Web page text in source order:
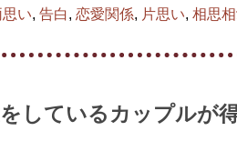
思い, 告白, 恋愛関係, 片思い, 相思
しているカップルが